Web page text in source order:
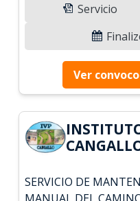
Servicio
Ver
SERVICIO DE